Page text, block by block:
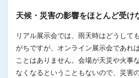
天候・災害の影響をほとんど受け
リアル展示会では、雨天時はどうして
がちですが、オンライン展示会であれ
ことはありません。会場が天災や火事
なくなるということもないので、災害